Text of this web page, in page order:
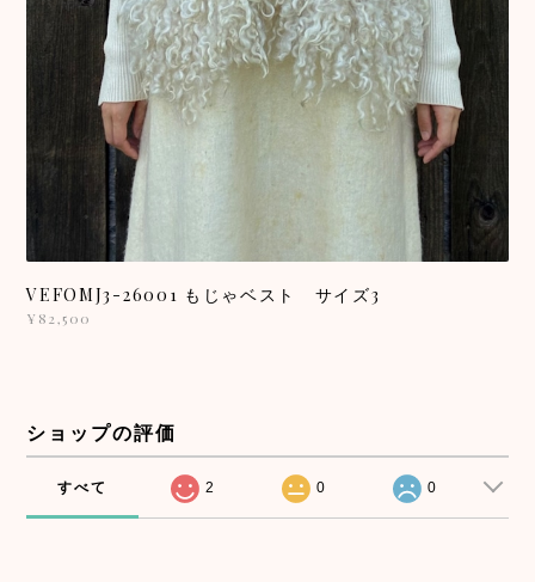
VEFOMJ3-26001 もじゃベスト サイズ3
¥82,500
ショップの評価
すべて 2 0 0